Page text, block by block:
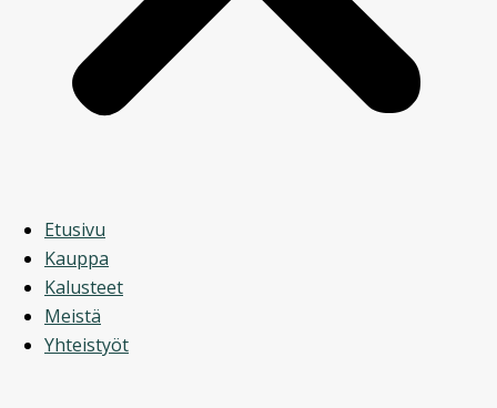
Etusivu
Kauppa
Kalusteet
Meistä
Yhteistyöt